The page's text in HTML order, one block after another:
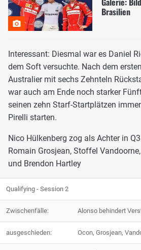
Brasilien
Interessant: Diesmal war es Daniel
dem Soft versuchte. Nach dem
Australier mit sechs Zehnteln
war auch am Ende noch starker
seinen zehn Starf-Startplätzen
Pirelli starten.
Nico Hülkenberg zog als Achter in
Romain Grosjean, Stoffel
und Brendon Hartley
Qualifying - Session 2
Zwischenfälle: Alonso behindert
ausgeschieden: Ocon, Grosjean,